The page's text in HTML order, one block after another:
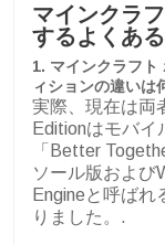
マインクラ
するよくあ
1. マインクラフト
ィションの違いは
実際、現在は両
Editionはモバイ
「Better
ソール版および
Engineと呼ば
りました。.